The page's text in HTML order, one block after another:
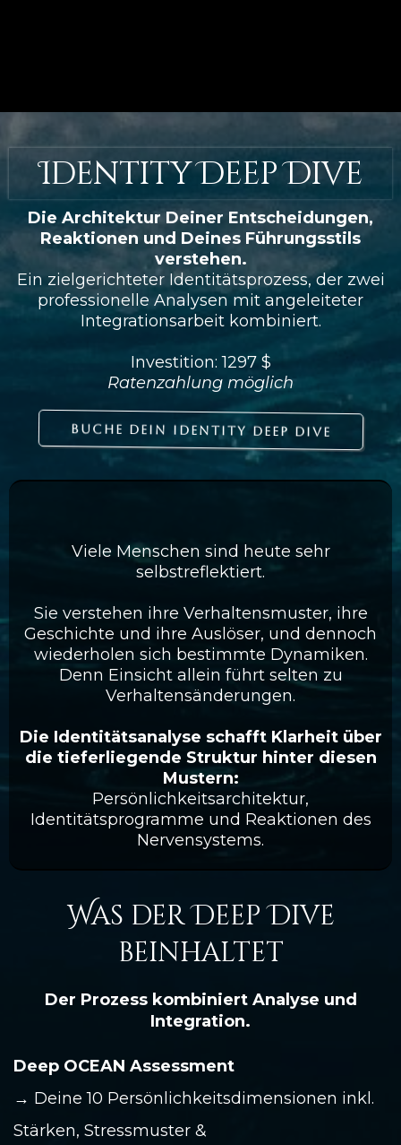
Identity Deep Dive
Die Architektur Deiner Entscheidungen,
Reaktionen und Deines Führungsstils
verstehen.
Ein zielgerichteter Identitätsprozess, der zwei
professionelle Analysen mit angeleiteter
Integrationsarbeit kombiniert.
Investition: 1297 $
Ratenzahlung möglich
BUCHE DEIN IDENTITY DEEP DIVE
Viele Menschen sind heute sehr
selbstreflektiert.
Sie verstehen ihre Verhaltensmuster, ihre
Geschichte und ihre Auslöser, und dennoch
wiederholen sich bestimmte Dynamiken.
Denn Einsicht allein führt selten zu
Verhaltensänderungen.
Die Identitätsanalyse schafft Klarheit über
die tieferliegende Struktur hinter diesen
Mustern:
Persönlichkeitsarchitektur,
Identitätsprogramme und Reaktionen des
Nervensystems.
Was der Deep Dive
beinhaltet
Der Prozess kombiniert Analyse und
Integration.
Deep OCEAN Assessment
→ Deine 10 Persönlichkeitsdimensionen inkl.
Stärken, Stressmuster &